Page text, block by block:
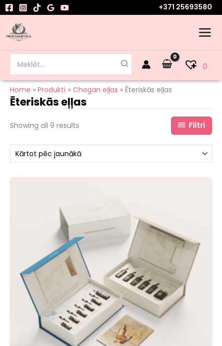
Skip
to
content
+371 25693580
for:
0
Home Produkti Chogan eļļas Ēteriskās eļļas
Ēteriskās eļļas
Showing all 9 results
latest
Filtri